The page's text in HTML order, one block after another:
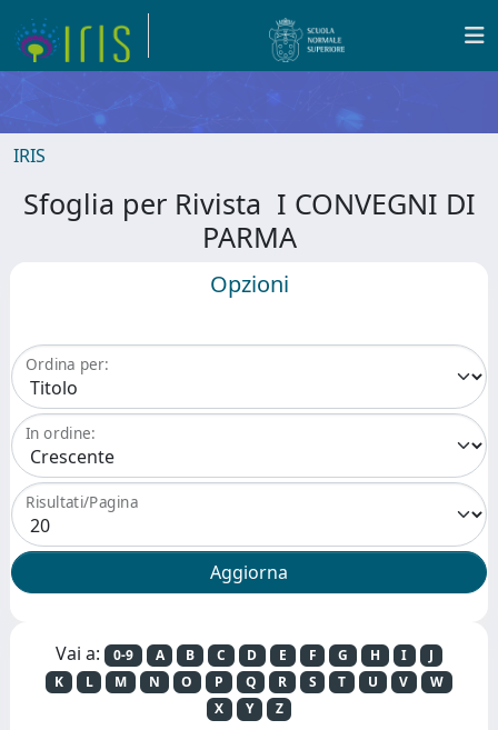
IRIS
Sfoglia per Rivista I CONVEGNI DI
PARMA
Opzioni
Ordina per:
In ordine:
Risultati/Pagina
Vai a: 0-9 A B C D E F G H I
J
K
L M N O P Q R S T U V
W
X
Y Z